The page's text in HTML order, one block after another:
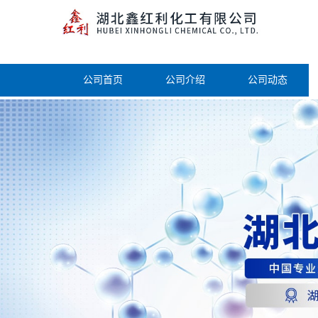
公司首页 公司介绍 公司动态